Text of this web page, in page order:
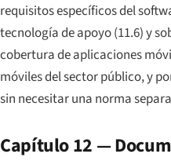
requisitos específicos del
tecnología de apoyo (11.6) y
cobertura de aplicaciones
móviles del sector público, y
sin necesitar una norma
Capítulo 12 —